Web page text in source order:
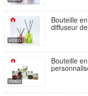
Bouteille
diffuseur
Bouteille